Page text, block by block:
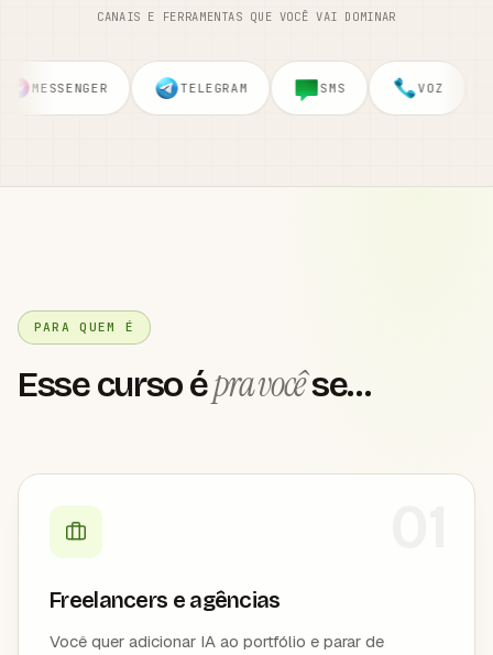
CANAIS E FERRAMENTAS QUE VOCÊ VAI DOMINAR
TELEGRAM SMS VOZ CHATGPT
PARA QUEM É
Esse curso épra vocêse…
Freelancers e agências
Você quer adicionar IA ao portfólio e parar de